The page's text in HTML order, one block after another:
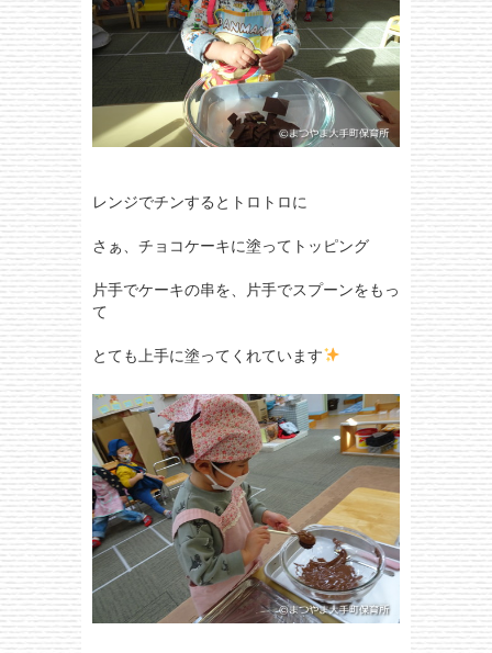
レンジでチンするとトロトロに
さぁ、チョコケーキに塗ってトッピング
片手でケーキの串を、片手でスプーンをもっ
て
とても上手に塗ってくれています